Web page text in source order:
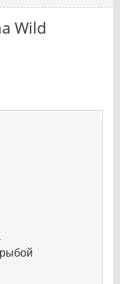
Wild